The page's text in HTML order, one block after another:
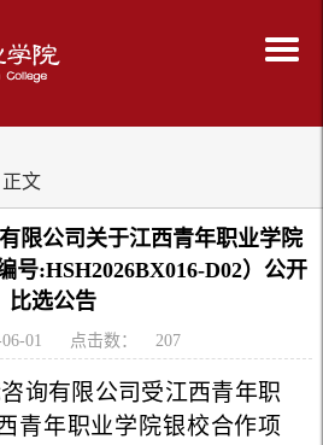
文
限公司关于江西青年职业学院
号:HSH2026BX016-D02）公开
比选公告
01 点击数： 207
询有限公司受江西青年职
青年职业学院银校合作项